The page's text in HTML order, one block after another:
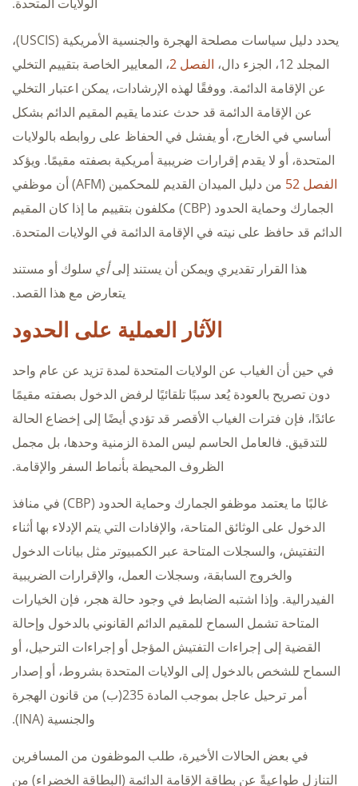
يحدد دليل سياسات مصلحة الهجرة والجنسية الأمريكية (USCIS)،
المجلد 12، الجزء دال،
الفصل 2
، المعايير الخاصة بتقييم التخلي
عن الإقامة الدائمة. ووفقًا لهذه الإرشادات، يمكن اعتبار التخلي
عن الإقامة الدائمة قد حدث عندما يقيم المقيم الدائم بشكل
أساسي في الخارج، أو يفشل في الحفاظ على روابطه بالولايات
المتحدة، أو لا يقدم إقرارات ضريبية أمريكية بصفته مقيمًا. ويؤكد
الفصل 52
من دليل الميدان القديم للمحكمين (AFM) أن موظفي
الجمارك وحماية الحدود (CBP) مكلفون بتقييم ما إذا كان المقيم
الدائم قد حافظ على نيته في الإقامة الدائمة في الولايات المتحدة.
هذا القرار تقديري ويمكن أن يستند إلىأي سلوك أو مستند
يتعارض مع هذا القصد.
الآثار العملية على الحدود
في حين أن الغياب عن الولايات المتحدة لمدة تزيد عن عام واحد
دون تصريح بالعودة يُعد سببًا تلقائيًا لرفض الدخول بصفته مقيمًا
عائدًا، فإن فترات الغياب الأقصر قد تؤدي أيضًا إلى إخضاع الحالة
للتدقيق. فالعامل الحاسم ليس المدة الزمنية وحدها، بل مجمل
الظروف المحيطة بأنماط السفر والإقامة.
غالبًا ما يعتمد موظفو الجمارك وحماية الحدود (CBP) في منافذ
الدخول على الوثائق المتاحة، والإفادات التي يتم الإدلاء بها أثناء
التفتيش، والسجلات المتاحة عبر الكمبيوتر مثل بيانات الدخول
والخروج السابقة، وسجلات العمل، والإقرارات الضريبية
الفيدرالية. وإذا اشتبه الضابط في وجود حالة هجر، فإن الخيارات
المتاحة تشمل السماح للمقيم الدائم القانوني بالدخول وإحالة
القضية إلى إجراءات التفتيش المؤجل أو إجراءات الترحيل، أو
السماح للشخص بالدخول إلى الولايات المتحدة بشروط، أو إصدار
أمر ترحيل عاجل بموجب المادة 235(ب) من قانون الهجرة
والجنسية (INA).
في بعض الحالات الأخيرة، طلب الموظفون من المسافرين
التنازل طواعيةً عن بطاقة الإقامة الدائمة (البطاقة الخضراء) من